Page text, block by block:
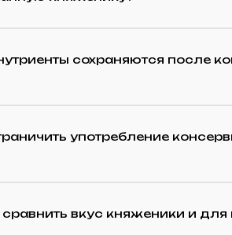
сохраняются после
употребление
вкус княженики и